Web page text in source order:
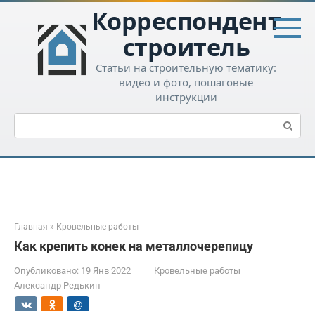
Перейти
контенту
Корреспондент-
строитель
Статьи на строительную тематику:
видео и фото, пошаговые
инструкции
Поиск:
Главная » Кровельные работы
Как крепить конек на металлочерепицу
Опубликовано: 19 Янв 2022
Кровельные работы
Александр Редькин